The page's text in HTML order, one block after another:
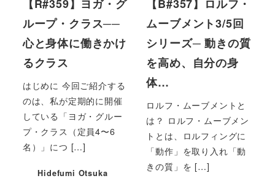
【R#359】ヨガ・グ
ループ・クラス──
心と身体に働きかけ
るクラス
はじめに 今回ご紹介する
のは、私が定期的に開催
している「ヨガ・グルー
プ・クラス（定員4〜6
名）」につ […]
Hidefumi Otsuka
【B#357】ロルフ・
ムーブメント3/5回
シリーズ─ 動きの質
を高め、自分の身
体…
ロルフ・ムーブメントと
は？ ロルフ・ムーブメン
トとは、ロルフィングに
「動作」を取り入れ「動
きの質」を […]